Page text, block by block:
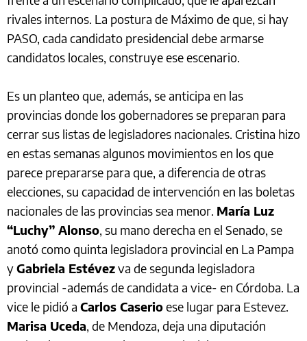
rivales internos. La postura de Máximo de que, si hay
PASO, cada candidato presidencial debe armarse
candidatos locales, construye ese escenario.
Es un planteo que, además, se anticipa en las
provincias donde los gobernadores se preparan para
cerrar sus listas de legisladores nacionales. Cristina hizo
en estas semanas algunos movimientos en los que
parece prepararse para que, a diferencia de otras
elecciones, su capacidad de intervención en las boletas
nacionales de las provincias sea menor. María Luz
“Luchy” Alonso, su mano derecha en el Senado, se
anotó como quinta legisladora provincial en La Pampa
yGabriela Estévezva de segunda legisladora
provincial -además de candidata a vice- en Córdoba. La
vice le pidió a Carlos Caserioese lugar para Estevez.
Marisa Uceda, de Mendoza, deja una diputación